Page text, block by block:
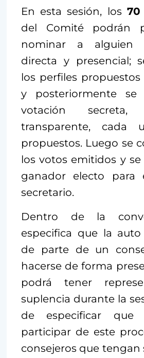
En esta sesión, los 70
del Comité podrán
nominar a alguien
directa y presencial;
los perfiles
y posteriormente se
votación
transparente, cada
propuestos. Luego se
los votos emitidos y se
ganador electo para
secretario.
Dentro de la
especifica que la
de parte de un
hacerse de forma
podrá tener
suplencia durante la
de especificar que
participar de este
consejeros que tengan